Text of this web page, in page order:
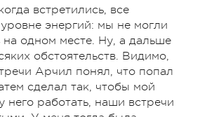
встретились, все
энергий: мы не могли
на одном месте. Ну, а дальше
обстоятельств. Видимо,
Арчил понял, что попал
сделал так, чтобы мой
него работать, наши встречи